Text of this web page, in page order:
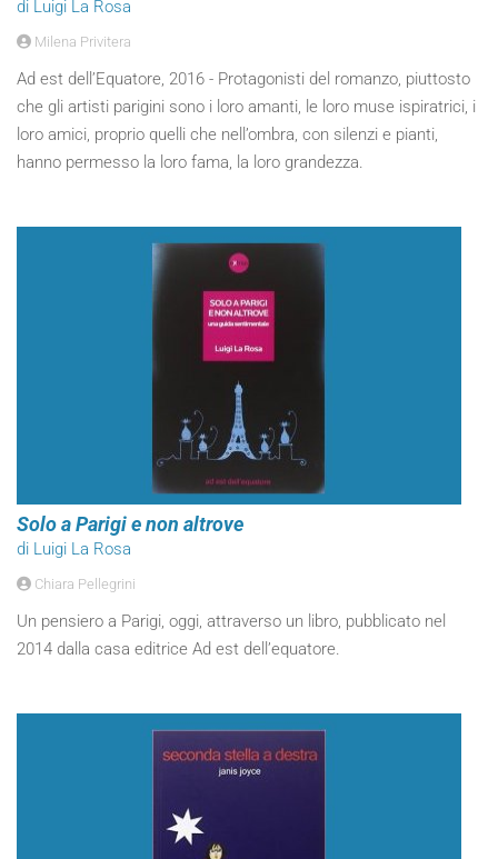
di Luigi La Rosa
Milena Privitera
Ad est dell’Equatore, 2016 - Protagonisti del romanzo, piuttosto
che gli artisti parigini sono i loro amanti, le loro muse ispiratrici, i
loro amici, proprio quelli che nell’ombra, con silenzi e pianti,
hanno permesso la loro fama, la loro grandezza.
Solo a Parigi e non altrove
di Luigi La Rosa
Chiara Pellegrini
Un pensiero a Parigi, oggi, attraverso un libro, pubblicato nel
2014 dalla casa editrice Ad est dell’equatore.